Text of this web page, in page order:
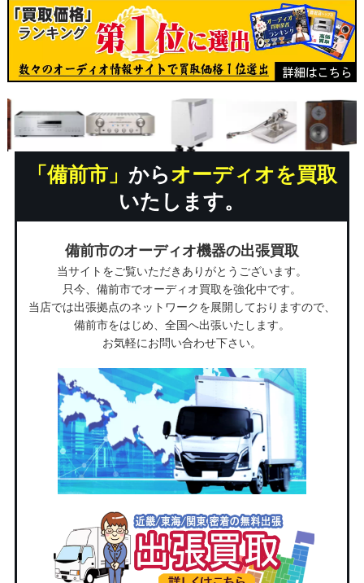
「備前市」 からオーディオを買取
いたします。
備前市のオーディオ機器の出張買取
当サイトをご覧いただきありがとうございます。
只今、備前市でオーディオ買取を強化中です。
当店では出張拠点のネットワークを展開しておりますので、
備前市をはじめ、全国へ出張いたします。
お気軽にお問い合わせ下さい。